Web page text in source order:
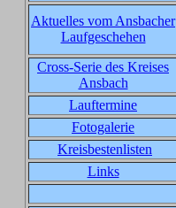
Aktuelles vom Ansbacher
Laufgeschehen
Cross-Serie des Kreises
Ansbach
Lauftermine
Fotogalerie
Kreisbestenlisten
Links